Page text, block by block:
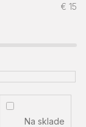
€ 15
Na sklade